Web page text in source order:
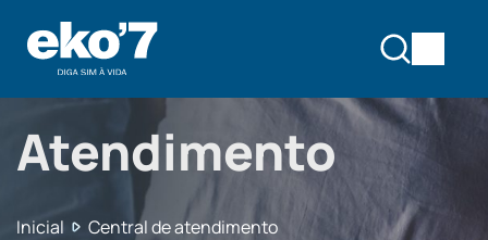
Atendimento
Inicial Central de atendimento